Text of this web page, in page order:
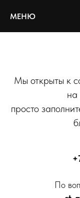
МЕНЮ
Мы открыты к
на
просто
По